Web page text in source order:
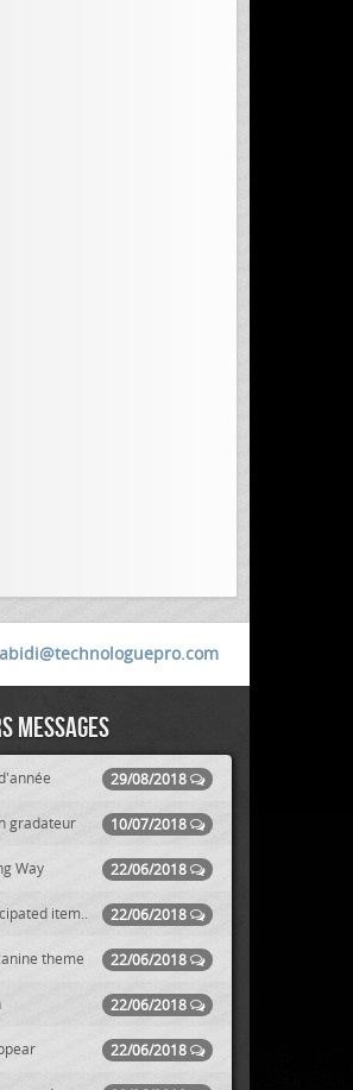
abidi@technologuepro.com
messages
29/08/2018
10/07/2018
gradateur
22/06/2018
Way
22/06/2018
item..
22/06/2018
theme
22/06/2018
22/06/2018